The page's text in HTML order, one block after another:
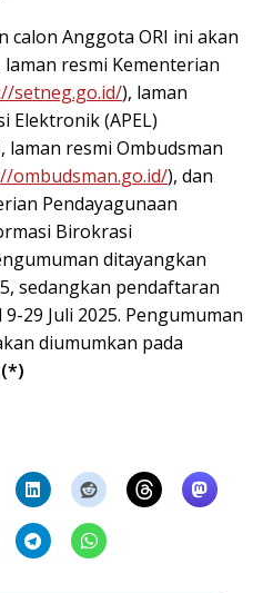
calon Anggota ORI ini akan
resmi Kementerian
setneg.go.id/), laman
Elektronik (APEL)
laman resmi Ombudsman
ombudsman.go.id/), dan
Pendayagunaan
Birokrasi
ditayangkan
sedangkan pendaftaran
29 Juli 2025. Pengumuman
diumumkan pada
(*)